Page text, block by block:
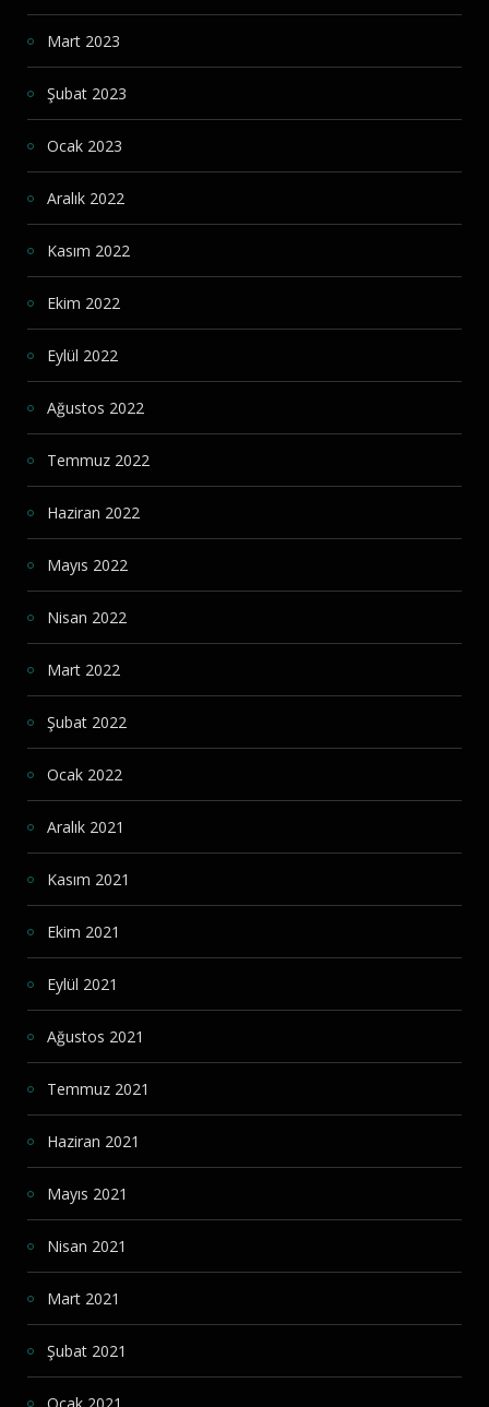
Mart 2023
Şubat 2023
Ocak 2023
Aralık 2022
Kasım 2022
Ekim 2022
Eylül 2022
Ağustos 2022
Temmuz 2022
Haziran 2022
Mayıs 2022
Nisan 2022
Mart 2022
Şubat 2022
Ocak 2022
Aralık 2021
Kasım 2021
Ekim 2021
Eylül 2021
Ağustos 2021
Temmuz 2021
Haziran 2021
Mayıs 2021
Nisan 2021
Mart 2021
Şubat 2021